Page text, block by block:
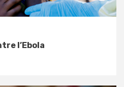
l’Ebola